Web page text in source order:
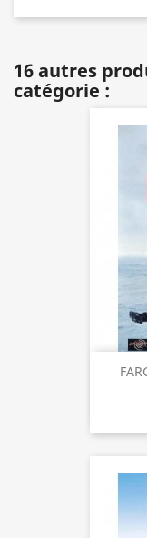
16 autres
catégorie :